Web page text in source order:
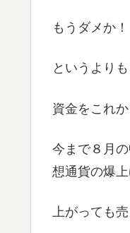
もうダメか！
というより
資金をこれ
今まで８月
想通貨の爆
上がっても